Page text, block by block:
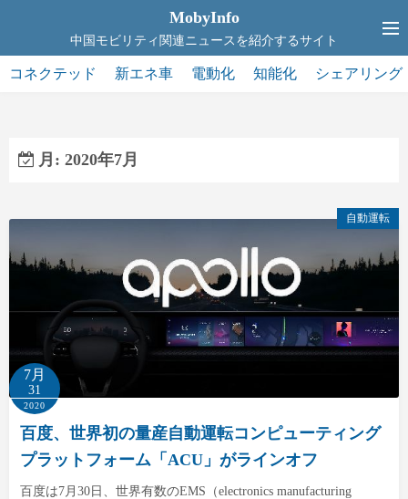
テ
ン
プ
MobyInfo
中国モビリティ関連ニュースを紹介するサイト
コネクテッド 新エネ車 電動化 知能化 シェアリング
月: 2020年7月
自動運転
7月
31
2020
百度、世界初の量産自動運転コンピューティング
プラットフォーム「ACU」がラインオフ
百度は7月30日、世界有数のEMS（electronics manufacturing